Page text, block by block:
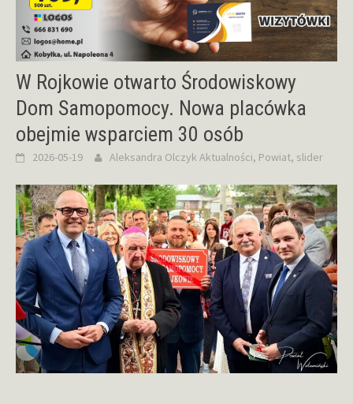
W Rojkowie otwarto Środowiskowy
Dom Samopomocy. Nowa placówka
obejmie wsparciem 30 osób
2026-05-19 Aleksandra Olczyk Aktualności, Powiat, slider